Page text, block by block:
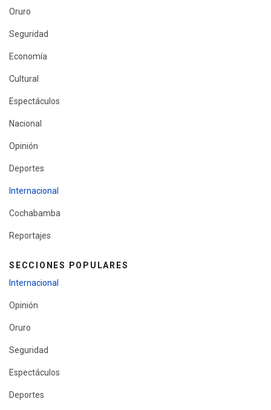
Oruro
Seguridad
Economía
Cultural
Espectáculos
Nacional
Opinión
Deportes
Internacional
Cochabamba
Reportajes
SECCIONES POPULARES
Internacional
Opinión
Oruro
Seguridad
Espectáculos
Deportes